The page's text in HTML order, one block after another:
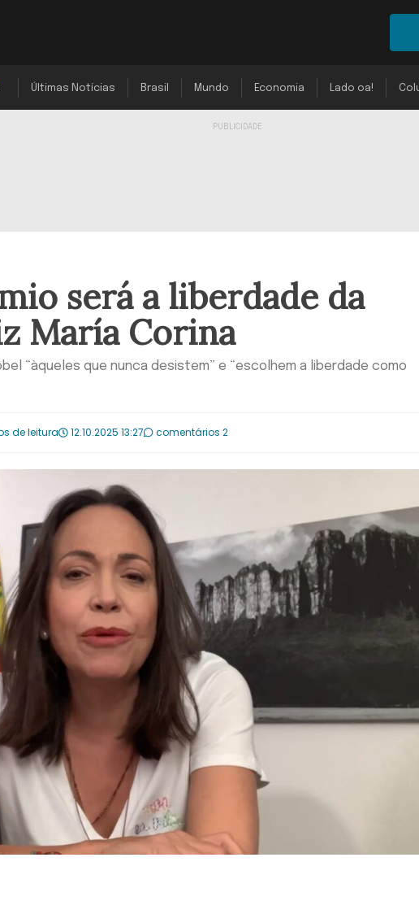
Últimas Notícias Brasil Mundo Economia Lado oa!
será a liberdade da
María Corina
“àqueles que nunca desistem” e “escolhem a liberdade como
de leitura 12.10.2025 13:27 comentários 2